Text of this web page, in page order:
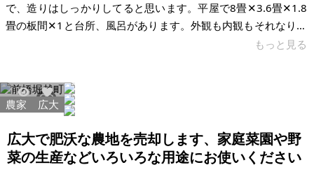
で、造りはしっかりしてると思います。平屋で8畳✕3.6畳✕1.8
畳の板間✕1と台所、風呂があります。外観も内観もそれなりに
綺麗です。家具とか少し残っていますが、整理はしてありま
置物があります。家屋への進入路は幅が狭く、普通車がギリギ
リ通れる感じです。 小串の海岸まで徒歩5分です。台所の土間
部分が一部雨漏りしていますが、住むのに問題はないと思いま
す。トイレは汲み取り式です
もっと見る
3270 9
農家 広大
広大で肥沃な農地を売却します、家庭菜園や野
菜の生産などいろいろな用途にお使いください